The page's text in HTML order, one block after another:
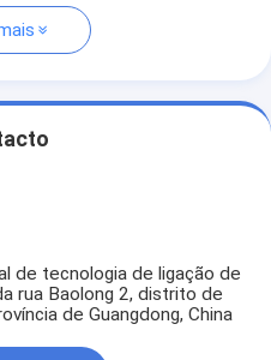
de tecnologia de ligação de
rua Baolong 2, distrito de
de Guangdong, China